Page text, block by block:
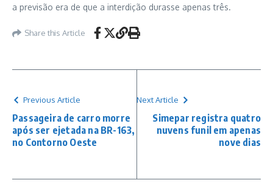
a previsão era de que a interdição durasse apenas três.
Share this Article
Previous Article
Passageira de carro morre
após ser ejetada na BR-163,
no Contorno Oeste
Next Article
Simepar registra quatro
nuvens funil em apenas
nove dias